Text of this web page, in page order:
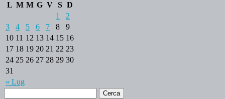
L M M G V S D
« Lug
1
2
3
4 5 6 7 8
9
10 11 12 13 14 15 16
17 18 19 20 21 22 23
24 25 26 27 28 29 30
31